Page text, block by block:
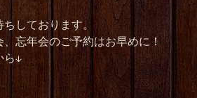
しております。
、忘年会のご予約はお早めに！
ら↓